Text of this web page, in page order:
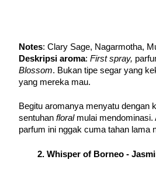
Notes: Clary Sage, Nagarmotha,
Deskripsi aroma: First spray,
Blossom. Bukan tipe segar yang
yang mereka mau.
Begitu aromanya menyatu dengan
sentuhan floral mulai mendominasi.
parfum ini nggak cuma tahan lama
Whisper of Borneo -